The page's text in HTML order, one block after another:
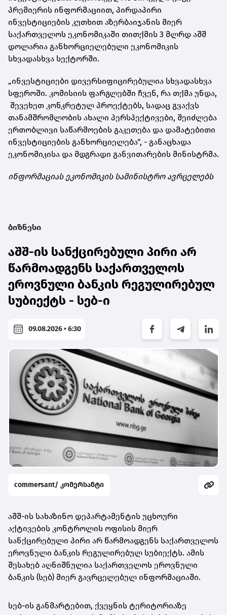
პრემიერის ინფორმაციით, პირდაპირი
ინვესტიციების კუთხით აზერბაიჯანის მიერ
საქართველოს ეკონომიკაში თითქმის 3 მლრდ აშშ
დოლარია განხორციელებული ეკონომიკის
სხვადასხვა სექტორში.
„ინვესტიციები დივერსიფიცირებულია სხვადასხვა
სფეროში. კომისიის ფარგლებში ჩვენ, რა თქმა უნდა,
შევეხეთ კონკრეტულ პროექტებს, სადაც გვაქვს
თანამშრომლობის ახალი პერსპექტივები, შეიძლება
ერთობლივი საწარმოების გაკეთება და დამატებითი
ინვესტიციების განხორციელება“, - განაცხადა
ეკონომიკისა და მდგრადი განვითარების მინისტრმა.
ინფორმაციას ეკონომიკის სამინისტრო ავრცელებს
ბიზნესი
აშშ-ის სანქცირებული პირი არ
წარმოადგენს საქართველოს
ეროვნული ბანკის რეგულირებულ
სუბიექტს - სებ-ი
09.08.2026 • 6:30
commersant/ კომერსანტი
აშშ-ის სახაზინო დეპარტამენტის უცხოური
აქტივების კონტროლის ოფისის მიერ
სანქცირებული პირი არ წარმოადგენს საქართველოს
ეროვნული ბანკის რეგულირებულ სუბიექტს. ამის
შესახებ აღნიშნულია საქართველოს ეროვნული
ბანკის (სებ) მიერ გავრცელებულ ინფორმაციაში.
სებ-ის განმარტებით, ქვეყნის ტერიტორიაზე